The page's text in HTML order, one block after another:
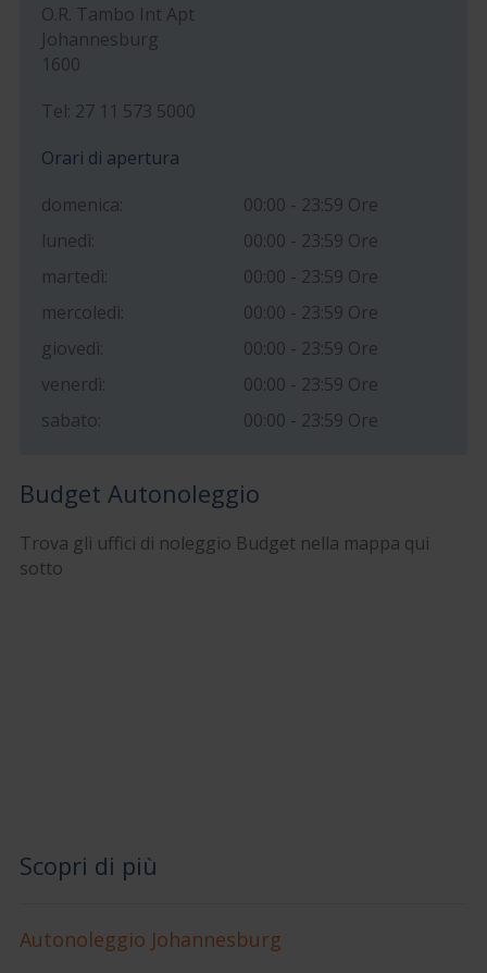
O.R. Tambo Int Apt
Johannesburg
1600
Tel: 27 11 573 5000
Orari di apertura
domenica:
00:00 - 23:59 Ore
lunedì:
00:00 - 23:59 Ore
martedì:
00:00 - 23:59 Ore
mercoledì:
00:00 - 23:59 Ore
giovedì:
00:00 - 23:59 Ore
venerdì:
00:00 - 23:59 Ore
sabato:
00:00 - 23:59 Ore
Budget Autonoleggio
Trova gli uffici di noleggio Budget nella mappa qui
sotto
Scopri di più
Autonoleggio Johannesburg